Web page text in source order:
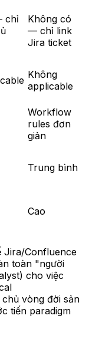
chỉ
Không có
— chỉ link
Jira ticket
Không
applicable
Workflow
rules đơn
giản
Trung bình
Cao
Jira/Confluence
toàn "người
cho việc
vòng đời sản
tiến paradigm